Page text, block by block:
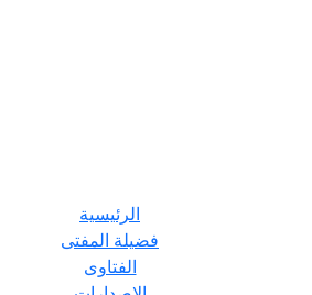
الرئيسية
فضيلة المفتى
الفتاوى